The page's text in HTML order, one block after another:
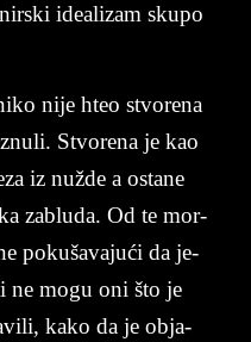
ide­a­li­zam sku­po
nije hteo stvo­re­na
Stvo­re­na je kao
iz nužde a osta­ne
za­blu­da. Od te mor­
po­ku­ša­va­jući da­ je­
ne­ mo­gu ­o­ni što je
kako da je ob­ja­